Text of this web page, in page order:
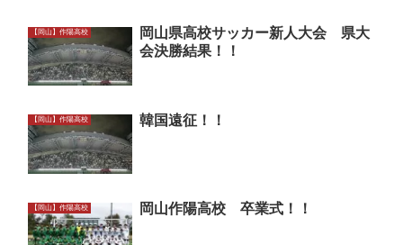
【岡山】作陽高校
岡山県高校サッカー新人大会 県大
会決勝結果！！
【岡山】作陽高校 韓国遠征！！
【岡山】作陽高校 岡山作陽高校 卒業式！！